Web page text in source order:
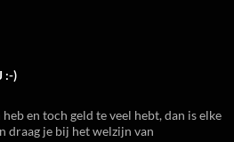
:-)
en toch geld te veel hebt, dan is elke
draag je bij het welzijn van